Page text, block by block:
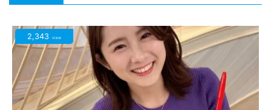
2,343 view